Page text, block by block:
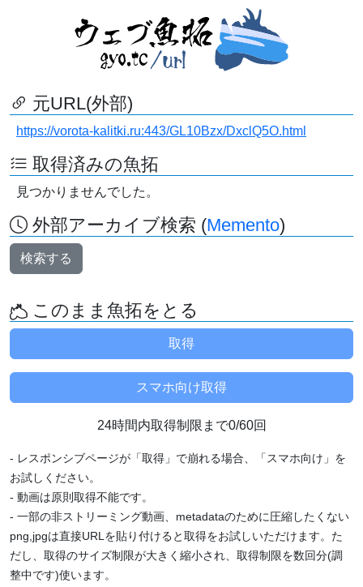
元URL(外部)
https://vorota-kalitki.ru:443/GL10Bzx/DxclQ5O.html
取得済みの魚拓
見つかりませんでした。
外部アーカイブ検索 (Memento)
検索する
このまま魚拓をとる
24時間内取得制限まで0/60回
- レスポンシブページが「取得」で崩れる場合、「スマホ向け」を
お試しください。
- 動画は原則取得不能です。
- 一部の非ストリーミング動画、metadataのために圧縮したくない
png,jpgは直接URLを貼り付けると取得をお試しいただけます。た
だし、取得のサイズ制限が大きく縮小され、取得制限を数回分(調
整中です)使います。